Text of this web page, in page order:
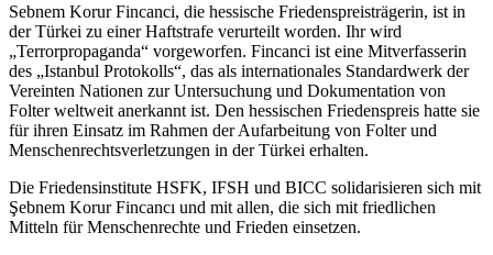
Sebnem Korur Fincanci, die hessische Friedenspreisträgerin, ist in
der Türkei zu einer Haftstrafe verurteilt worden. Ihr wird
„Terrorpropaganda“ vorgeworfen. Fincanci ist eine Mitverfasserin
des „Istanbul Protokolls“, das als internationales Standardwerk der
Vereinten Nationen zur Untersuchung und Dokumentation von
Folter weltweit anerkannt ist. Den hessischen Friedenspreis hatte sie
für ihren Einsatz im Rahmen der Aufarbeitung von Folter und
Menschenrechtsverletzungen in der Türkei erhalten.
Die Friedensinstitute HSFK, IFSH und BICC solidarisieren sich mit
Şebnem Korur Fincancı und mit allen, die sich mit friedlichen
Mitteln für Menschenrechte und Frieden einsetzen.